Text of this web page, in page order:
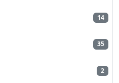
14
35
2